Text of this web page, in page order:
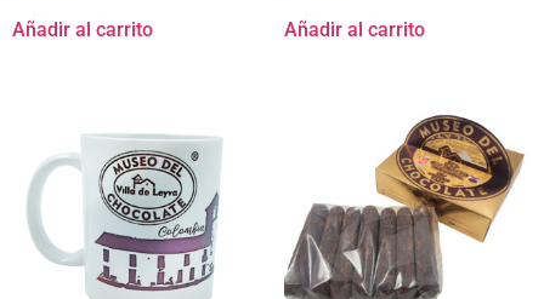
Añadir al carrito Añadir al carrito